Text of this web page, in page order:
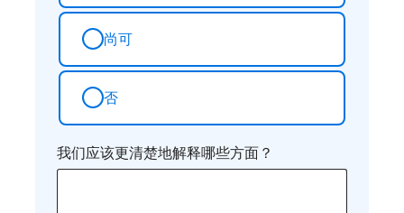
尚可
否
我们应该更清楚地解释哪些方面？